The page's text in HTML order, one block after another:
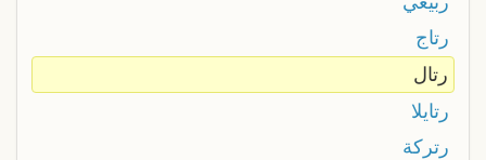
رتاج
رتال
رتايلا
رتركة